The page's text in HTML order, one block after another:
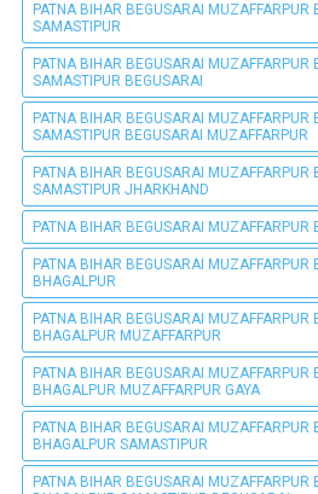
PATNA BIHAR BEGUSARAI MUZAFFARPUR
SAMASTIPUR
PATNA BIHAR BEGUSARAI MUZAFFARPUR
SAMASTIPUR BEGUSARAI
PATNA BIHAR BEGUSARAI MUZAFFARPUR
SAMASTIPUR BEGUSARAI MUZAFFARPUR
PATNA BIHAR BEGUSARAI MUZAFFARPUR
SAMASTIPUR JHARKHAND
PATNA BIHAR BEGUSARAI MUZAFFARPUR
PATNA BIHAR BEGUSARAI MUZAFFARPUR
BHAGALPUR
PATNA BIHAR BEGUSARAI MUZAFFARPUR
BHAGALPUR MUZAFFARPUR
PATNA BIHAR BEGUSARAI MUZAFFARPUR
BHAGALPUR MUZAFFARPUR GAYA
PATNA BIHAR BEGUSARAI MUZAFFARPUR
BHAGALPUR SAMASTIPUR
PATNA BIHAR BEGUSARAI MUZAFFARPUR